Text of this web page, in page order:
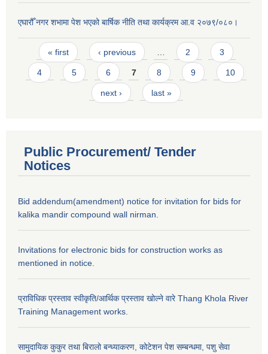
एघारौँ नगर शभामा पेश भएको बार्षिक नीति तथा कार्यक्रम आ.व २०७९/०८०।
Pages
« first ‹ previous … 2 3
4 5 6 7 8 9 10
next › last »
Public Procurement/ Tender
Notices
Bid addendum(amendment) notice for invitation for bids for
kalika mandir compound wall nirman.
Invitations for electronic bids for construction works as
mentioned in notice.
प्राविधिक प्रस्ताव स्वीकृति/आर्थिक प्रस्ताव खोल्ने वारे Thang Khola River
Training Management works.
सामुदायिक कुकुर तथा बिरालो बन्ध्याकरण, कोटेशन पेश सम्बन्धमा, पशु सेवा